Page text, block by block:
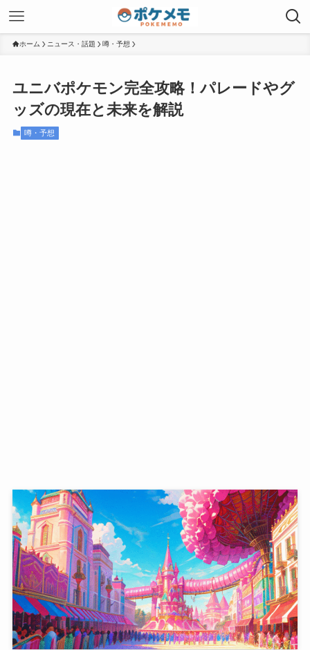
ホーム ニュース・話題 噂・予想
ユニバポケモン完全攻略！パレードやグ
ッズの現在と未来を解説
噂・予想